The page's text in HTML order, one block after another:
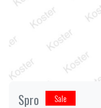
Spro Sale